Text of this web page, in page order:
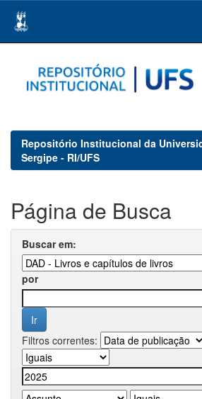
navigation
Repositório Institucional da
Sergipe - RI/UFS
Página de Busca
Buscar em:
por
Filtros correntes: